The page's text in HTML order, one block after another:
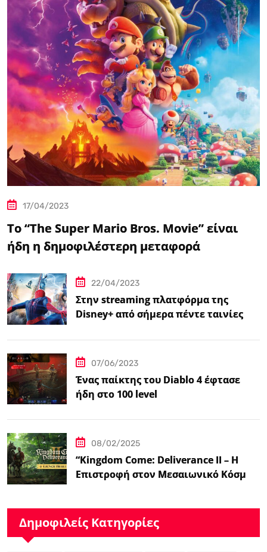
17/04/2023
Το “The Super Mario Bros. Movie” είναι
ήδη η δημοφιλέστερη μεταφορά
22/04/2023
Στην streaming πλατφόρμα της
Disney+ από σήμερα πέντε ταινίες
07/06/2023
Ένας παίκτης του Diablo 4 έφτασε
ήδη στο 100 level
08/02/2025
“Kingdom Come: Deliverance II – Η
Επιστροφή στον Μεσαιωνικό Κόσμο
Δημοφιλείς Κατηγορίες